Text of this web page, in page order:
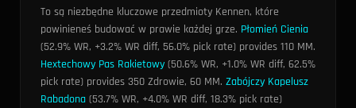
To są niezbędne kluczowe przedmioty Kennen, które
powinieneś budować w prawie każdej grze. Płomień Cienia
(52.9% WR, +3.2% WR diff, 56.0% pick rate) provides 110 MM.
Hextechowy Pas Rakietowy (50.6% WR, +1.0% WR diff, 62.5%
pick rate) provides 350 Zdrowie, 60 MM. Zabójczy Kapelusz
Rabadona (53.7% WR, +4.0% WR diff, 18.3% pick rate)